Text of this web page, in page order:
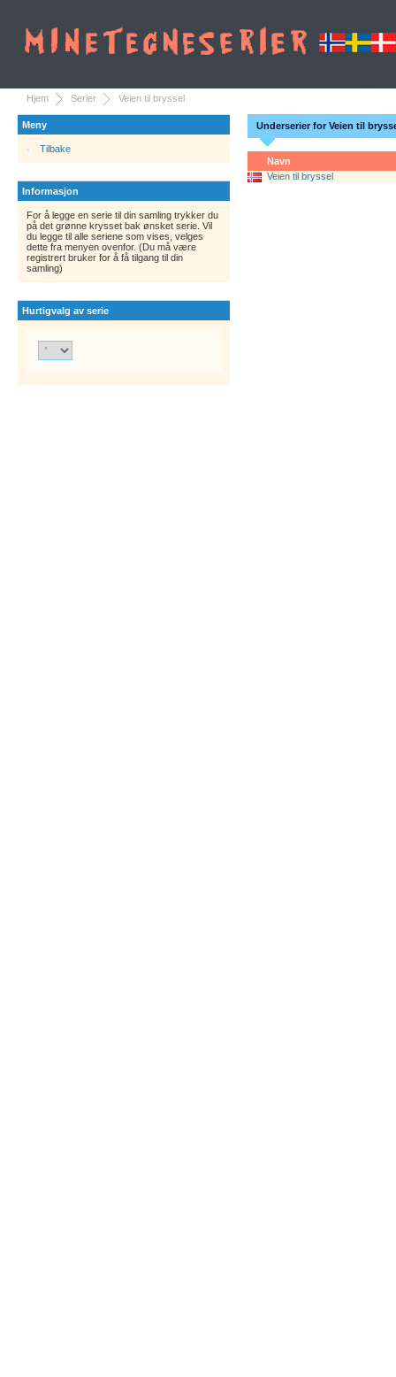
Hjem Serier Veien til bryssel
Meny
Tilbake
Informasjon
For å legge en serie til din samling trykker du
på det grønne krysset bak ønsket serie. Vil
du legge til alle seriene som vises, velges
dette fra menyen ovenfor. (Du må være
registrert bruker for å få tilgang til din
samling)
Hurtigvalg av serie
Underserier for Veien til
Navn
Veien til bryssel